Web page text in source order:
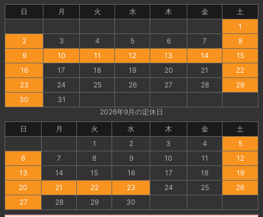
日
月 火 水 木 金
土
1
2
3 4 5 6 7
8
9
10 11 12 13 14
15
16
17 18 19 20 21
22
23
24 25 26 27 28
29
30
31
2026年9月の定休日
日
月 火 水 木 金
土
1
2 3 4
5
6
7 8 9 10 11
12
13
14 15 16 17 18
19
20
21 22 23 24 25
26
27
28 29 30